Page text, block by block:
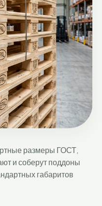
размеры ГОСТ,
и соберут поддоны
габаритов